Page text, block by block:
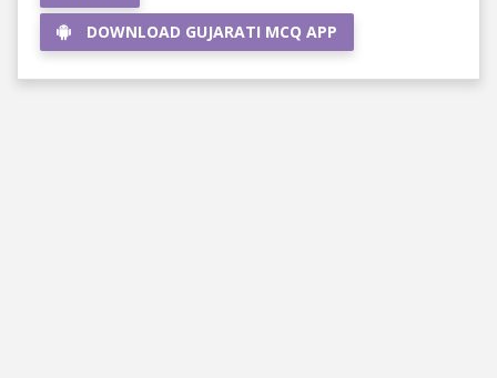
DOWNLOAD GUJARATI MCQ APP